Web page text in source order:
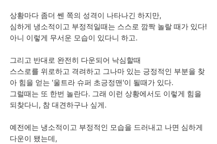
상황마다 좀더 쎈 쪽의 성격이 나타나긴 하지만,
심하게 냉소적이고 부정적일때는 스스로 깜짝 놀랄 때가 있다!
아니 이렇게 무서운 모습이 있다니 하고.
그리고 반대로 완전히 다운되어 낙심할때
스스로를 위로하고 격려하고 그나마 있는 긍정적인 부분을 찾
아 힘을 얻는 '울트라 슈퍼 초긍정맨'이 될때가 있다.
그럴때는 또 한번 놀란다. 그래 이런 상황에서도 이렇게 힘을
되찾다니, 참 대견하구나 싶게.
예전에는 냉소적이고 부정적인 모습을 드러내고 나면 심하게
다운이 됐는데,